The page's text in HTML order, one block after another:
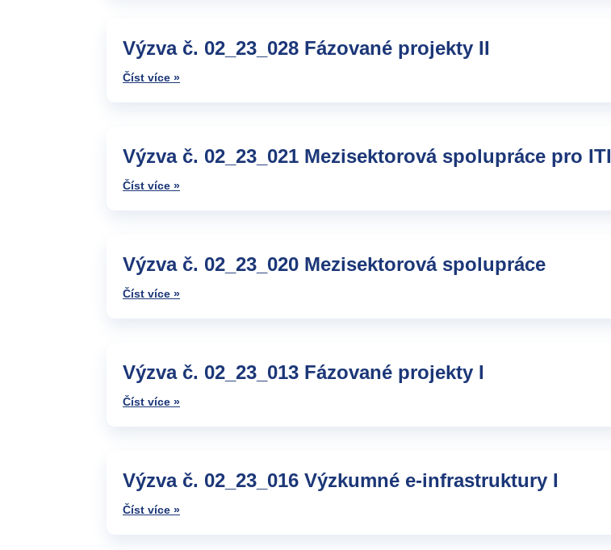
Výzva č. 02_23_028 Fázované projekty II
Číst více »
Výzva č. 02_23_021 Mezisektorová spolupráce pro ITI
Číst více »
Výzva č. 02_23_020 Mezisektorová spolupráce
Číst více »
Výzva č. 02_23_013 Fázované projekty I
Číst více »
Výzva č. 02_23_016 Výzkumné e-infrastruktury I
Číst více »